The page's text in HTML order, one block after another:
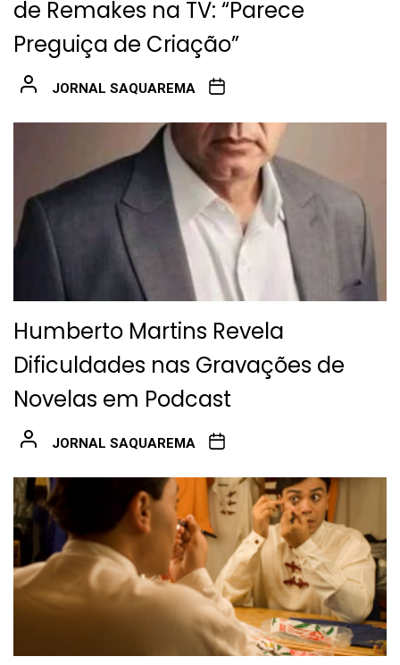
de Remakes na TV: “Parece
Preguiça de Criação”
JORNAL SAQUAREMA
Humberto Martins Revela
Dificuldades nas Gravações de
Novelas em Podcast
JORNAL SAQUAREMA